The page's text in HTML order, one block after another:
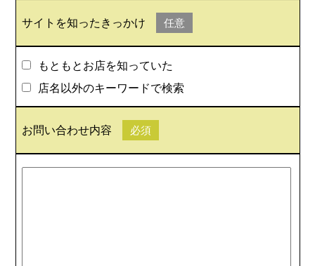
サイトを知ったきっかけ 任意
もともとお店を知っていた
店名以外のキーワードで検索
お問い合わせ内容 必須